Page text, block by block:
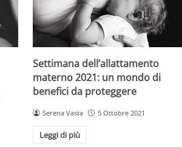
Settimana dell’allattamento
materno 2021: un mondo di
benefici da proteggere
Serena Vasta 5 Ottobre 2021
Leggi di più